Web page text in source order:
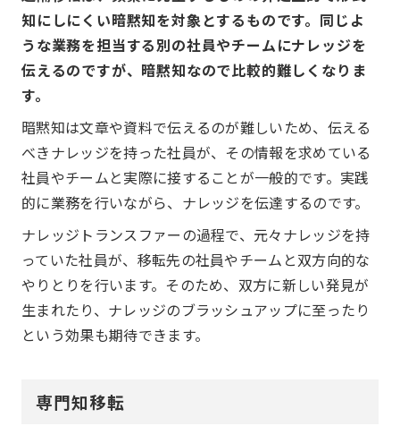
知にしにくい暗黙知を対象とするものです。同じよ
うな業務を担当する別の社員やチームにナレッジを
伝えるのですが、暗黙知なので比較的難しくなりま
す。
暗黙知は文章や資料で伝えるのが難しいため、伝える
べきナレッジを持った社員が、その情報を求めている
社員やチームと実際に接することが一般的です。実践
的に業務を行いながら、ナレッジを伝達するのです。
ナレッジトランスファーの過程で、元々ナレッジを持
っていた社員が、移転先の社員やチームと双方向的な
やりとりを行います。そのため、双方に新しい発見が
生まれたり、ナレッジのブラッシュアップに至ったり
という効果も期待できます。
専門知移転